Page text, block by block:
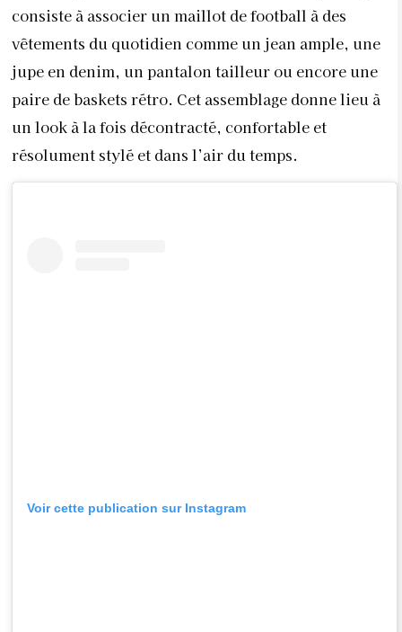
consiste à associer un maillot de football à des
vêtements du quotidien comme un jean ample, une
jupe en denim, un pantalon tailleur ou encore une
paire de baskets rétro. Cet assemblage donne lieu à
un look à la fois décontracté, confortable et
résolument stylé et dans l’air du temps.
Voir cette publication sur Instagram